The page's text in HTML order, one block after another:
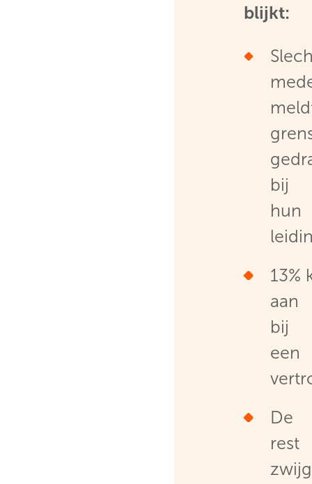
blijkt:
bij
hun
13%
aan
bij
een
De
rest